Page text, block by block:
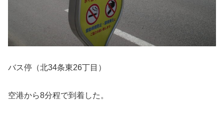
バス停（北34条東26丁目）
空港から8分程で到着した。